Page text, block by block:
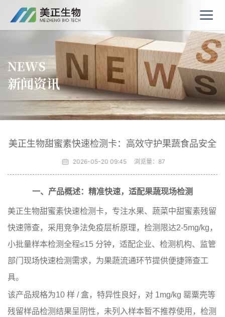
NEWS
新闻资讯
美正生物甜蜜素快速检测卡：高效守护果蔬食品安全
2026-05-20 09:45 浏览量： 87
一、产品概述：精准快速，适配果蔬现场检测
美正生物甜蜜素快速检测卡，专注水果、蔬菜中甜蜜素残留
快速筛查，采用竞争法免疫层析原理，检测限达2-5mg/kg，
小批量样本检测全程≤15 分钟，适配企业、检测机构、监管
部门现场快速检测需求，为果蔬流通环节提供便捷筛查工
具。
该产品规格为10 样 / 盒，特异性良好，对 1mg/kg 罂粟壳等
残留样品检测结果呈阴性，未列入样本暂不推荐使用，检测